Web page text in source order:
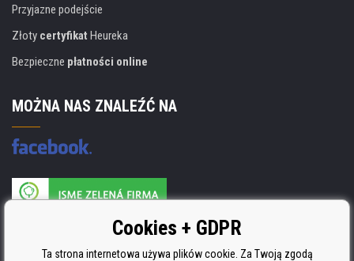
Przyjazne podejście
Złoty certyfikat Heureka
Bezpieczne płatności online
MOŻNA NAS ZNALEŹĆ NA
Producent wkładów posiada certyfikat
ISO 9001, ISO 14001 i STMC.Cookies + GDPR
Ta strona internetowa używa plików cookie. Za Twoją zgodą